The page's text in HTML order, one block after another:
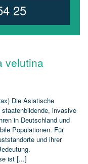
25
velutina
Die Asiatische
invasive
in Deutschland und
Populationen. Für
und ihrer
ist [...]